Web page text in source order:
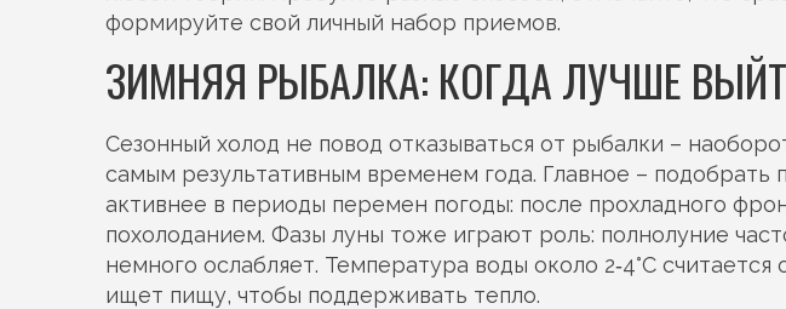
формируйте свой личный набор приемов.
ЗИМНЯЯ РЫБАЛКА: КОГДА ЛУЧШЕ
Сезонный холод не повод отказываться от рыбалки –
самым результативным временем года. Главное – подобрать
активнее в периоды перемен погоды: после прохладного
похолоданием. Фазы луны тоже играют роль: полнолуние
немного ослабляет. Температура воды около 2‑4°C
ищет пищу, чтобы поддерживать тепло.